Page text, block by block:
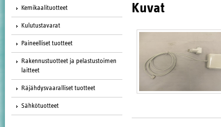
Kemikaalituotteet
Kulutustavarat
Paineelliset tuotteet
Rakennustuotteet ja pelastustoimen
laitteet
Räjähdysvaaralliset tuotteet
Sähkötuotteet
Kuvat